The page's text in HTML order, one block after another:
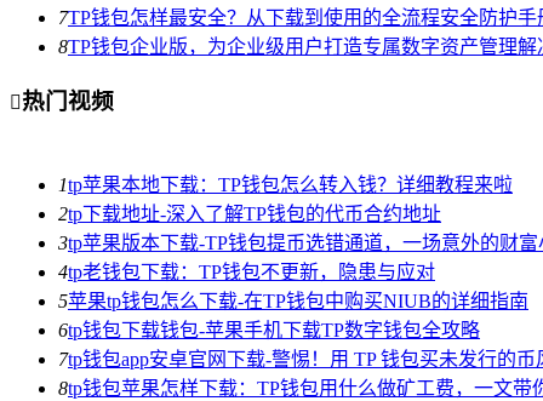
7TP钱包怎样最安全？从下载到使用的全流程安全防护手
8TP钱包企业版，为企业级用户打造专属数字资产管理
热门视频
1tp苹果本地下载：TP钱包怎么转入钱？详细教程来啦
2tp下载地址-深入了解TP钱包的代币合约地址
3tp苹果版本下载-TP钱包提币选错通道，一场意外的财富
4tp老钱包下载：TP钱包不更新，隐患与应对
5苹果tp钱包怎么下载-在TP钱包中购买NIUB的详细指南
6tp钱包下载钱包-苹果手机下载TP数字钱包全攻略
7tp钱包app安卓官网下载-警惕！用 TP 钱包买未发行的币
8tp钱包苹果怎样下载：TP钱包用什么做矿工费，一文带